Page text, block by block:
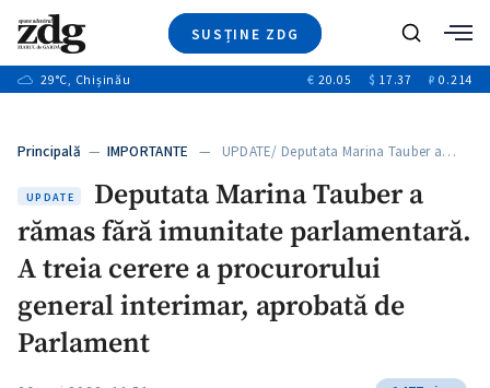
SUSȚINE ZDG
Ştiri
+6
Video
Special
+1
+1
Blog
+2
Caută
29°C, Chișinău € 20.05 $ 17.37 ₽ 0.214
Principală — IMPORTANTE — UPDATE/ Deputata Marina Tauber a…
UPDATE
Deputata Marina Tauber a
rămas fără imunitate parlamentară.
A treia cerere a procurorului
general interimar, aprobată de
Parlament